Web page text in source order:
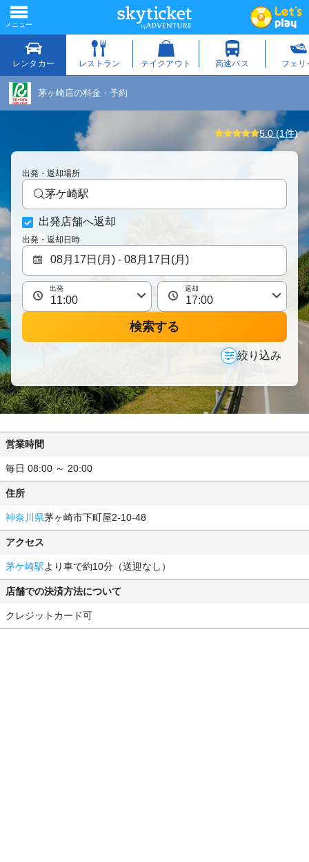
茅ヶ崎店の料金・予約
5.0 (1件)
出発・返却場所
茅ケ崎駅
出発店舗へ返却
出発・返却日時
出発 返却
検索する
絞り込み
営業時間
毎日 08:00 ～ 20:00
住所
神奈川県茅ヶ崎市下町屋2-10-48
アクセス
茅ケ崎駅より車で約10分（送迎なし）
店舗での決済方法について
クレジットカード可